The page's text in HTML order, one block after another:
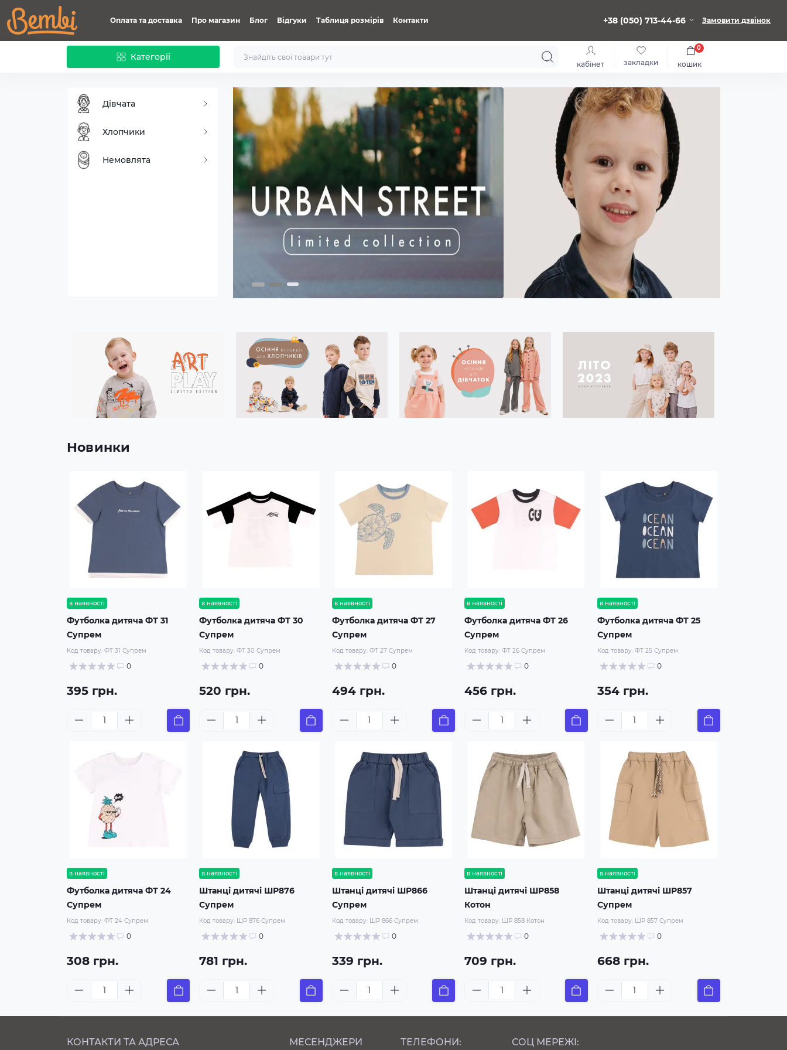
Оплата та доставка Про магазин Блог Відгуки Таблиця розмірів Контакти +38 (050) 713-44-66 Замовити дзвінок
Категорії
кабінет закладки кошик
0
Дівчата
Хлопчики
Немовлята
Новинки
в наявності
Футболка дитяча ФТ 31
Супрем
Код товару: ФТ 31 Супрем
0
395 грн.
в наявності
Футболка дитяча ФТ 30
Супрем
Код товару:ФТ 30 Супрем
0
520 грн.
в наявності
Футболка дитяча ФТ 27
Супрем
Код товару: ФТ 27 Супрем
0
494 грн.
в наявності
Футболка дитяча ФТ 26
Супрем
Код товару:ФТ 26 Супрем
0
456 грн.
в наявності
Футболка дитяча ФТ 25
Супрем
Код товару: ФТ 25 Супрем
0
354 грн.
в наявності
Футболка дитяча ФТ 24
Супрем
Код товару: ФТ 24 Супрем
0
308 грн.
в наявності
Штанці дитячі ШР876
Супрем
Код товару: ШР 876 Супрем
0
781 грн.
в наявності
Штанці дитячі ШР866
Супрем
Код товару: ШР 866 Супрем
0
339 грн.
в наявності
Штанці дитячі ШР858
Котон
Код товару: ШР 858 Котон
0
709 грн.
в наявності
Штанці дитячі ШР857
Супрем
Код товару: ШР 857 Супрем
0
668 грн.
КОНТАКТИ ТА АДРЕСА МЕСЕНДЖЕРИ ТЕЛЕФОНИ: СОЦ МЕРЕЖІ: